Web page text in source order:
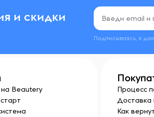
и скидки
Подписываясь, я
Beautery
Процесс
Доставка
Как